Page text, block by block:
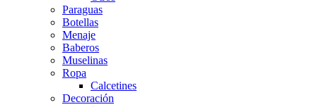
Paraguas
Botellas
Menaje
Baberos
Muselinas
Ropa
Calcetines
Decoración